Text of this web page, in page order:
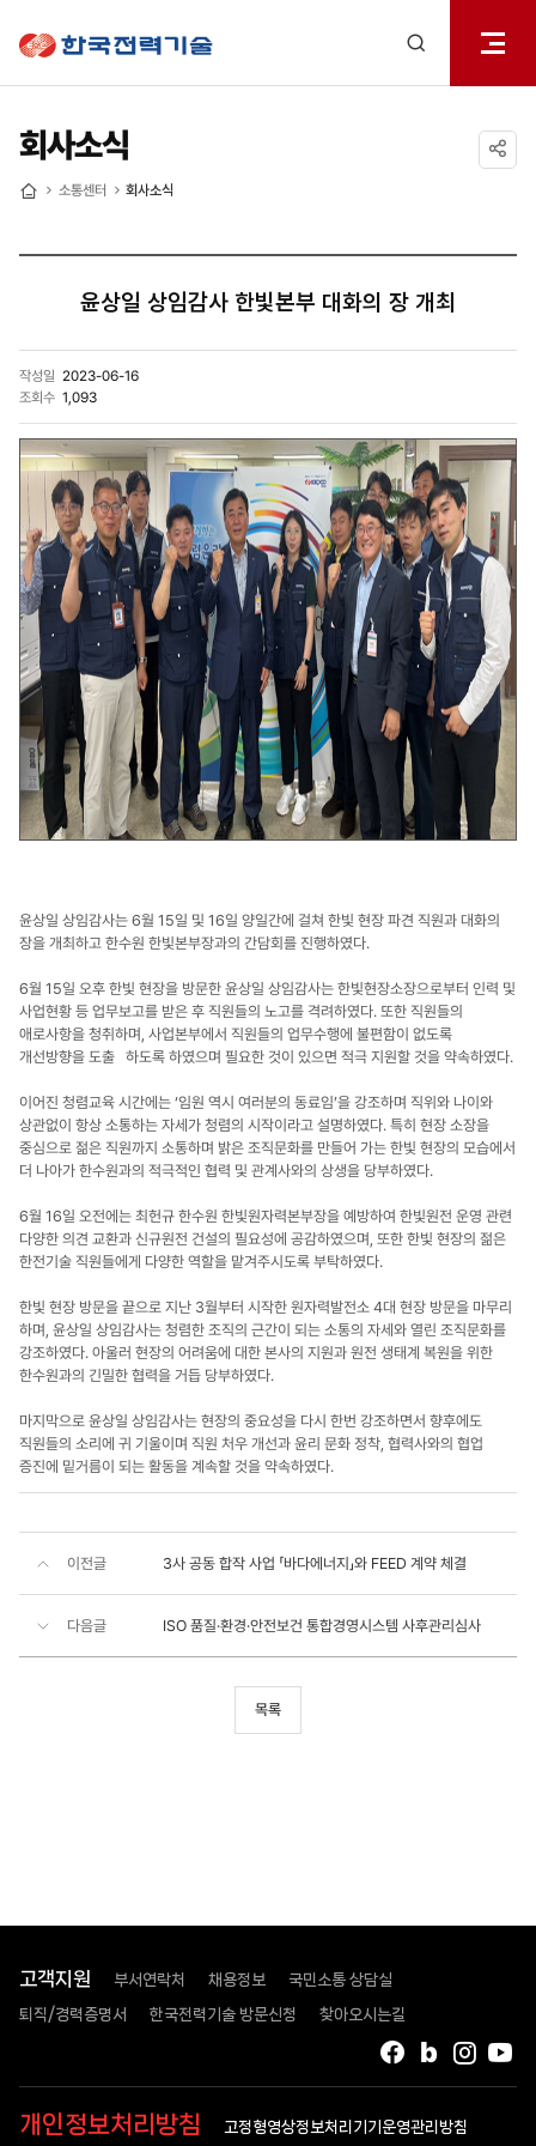
열기
회사소식
소통센터 회사소식
윤상일 상임감사 한빛본부 대화의 장 개최
작성일 2023-06-16
조회수 1,093
윤상일 상임감사는 6월 15일 및 16일 양일간에 걸쳐 한빛 현장 파견 직원과 대화의
장을 개최하고 한수원 한빛본부장과의 간담회를 진행하였다.
6월 15일 오후 한빛 현장을 방문한 윤상일 상임감사는 한빛현장소장으로부터 인력 및
사업현황 등 업무보고를 받은 후 직원들의 노고를 격려하였다. 또한 직원들의
애로사항을 청취하며, 사업본부에서 직원들의 업무수행에 불편함이 없도록
개선방향을 도출 하도록 하였으며 필요한 것이 있으면 적극 지원할 것을 약속하였다.
이어진 청렴교육 시간에는 ‘임원 역시 여러분의 동료임’을 강조하며 직위와 나이와
상관없이 항상 소통하는 자세가 청렴의 시작이라고 설명하였다. 특히 현장 소장을
중심으로 젊은 직원까지 소통하며 밝은 조직문화를 만들어 가는 한빛 현장의 모습에서
더 나아가 한수원과의 적극적인 협력 및 관계사와의 상생을 당부하였다.
6월 16일 오전에는 최헌규 한수원 한빛원자력본부장을 예방하여 한빛원전 운영 관련
다양한 의견 교환과 신규원전 건설의 필요성에 공감하였으며, 또한 한빛 현장의 젊은
한전기술 직원들에게 다양한 역할을 맡겨주시도록 부탁하였다.
한빛 현장 방문을 끝으로 지난 3월부터 시작한 원자력발전소 4대 현장 방문을 마무리
하며, 윤상일 상임감사는 청렴한 조직의 근간이 되는 소통의 자세와 열린 조직문화를
강조하였다. 아울러 현장의 어려움에 대한 본사의 지원과 원전 생태계 복원을 위한
한수원과의 긴밀한 협력을 거듭 당부하였다.
마지막으로 윤상일 상임감사는 현장의 중요성을 다시 한번 강조하면서 향후에도
직원들의 소리에 귀 기울이며 직원 처우 개선과 윤리 문화 정착, 협력사와의 협업
증진에 밑거름이 되는 활동을 계속할 것을 약속하였다.
이전글 3사 공동 합작 사업 「바다에너지」와 FEED 계약 체결
다음글 ISO 품질·환경·안전보건 통합경영시스템 사후관리심사
목록
고객지원 부서연락처 채용정보 국민소통 상담실
퇴직/경력증명서 한국전력기술 방문신청 찾아오시는길
인스
블로그
페이스북
개인정보처리방침 고정형영상정보처리기기운영관리방침